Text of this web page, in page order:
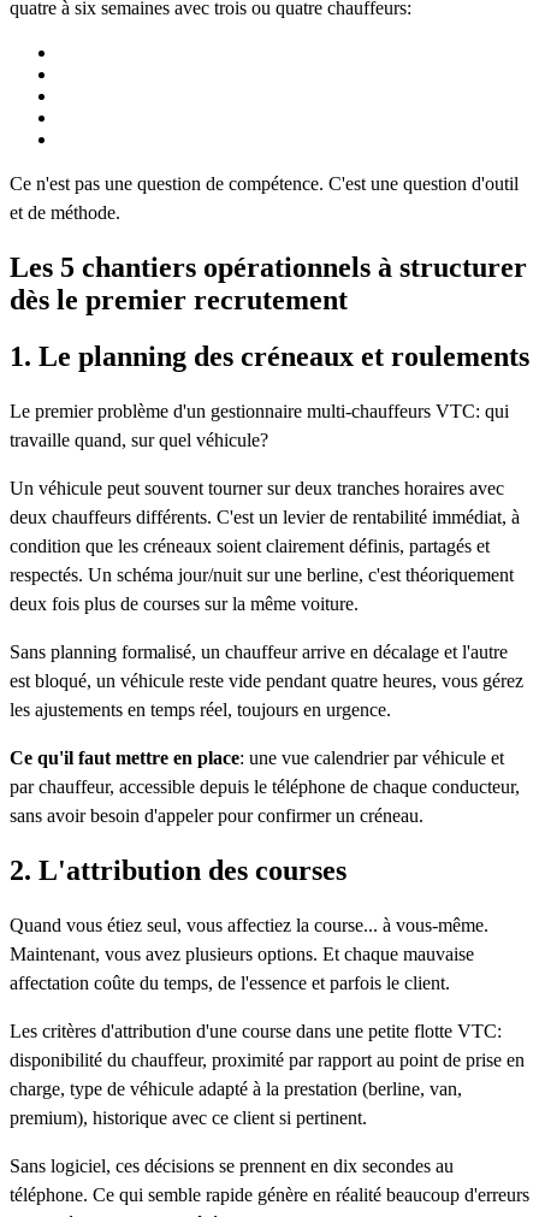
quatre à six semaines avec trois ou quatre chauffeurs:
Ce n'est pas une question de compétence. C'est une question d'outil
et de méthode.
Les 5 chantiers opérationnels à structurer
dès le premier recrutement
1. Le planning des créneaux et roulements
Le premier problème d'un gestionnaire multi-chauffeurs VTC: qui
travaille quand, sur quel véhicule?
Un véhicule peut souvent tourner sur deux tranches horaires avec
deux chauffeurs différents. C'est un levier de rentabilité immédiat, à
condition que les créneaux soient clairement définis, partagés et
respectés. Un schéma jour/nuit sur une berline, c'est théoriquement
deux fois plus de courses sur la même voiture.
Sans planning formalisé, un chauffeur arrive en décalage et l'autre
est bloqué, un véhicule reste vide pendant quatre heures, vous gérez
les ajustements en temps réel, toujours en urgence.
Ce qu'il faut mettre en place: une vue calendrier par véhicule et
par chauffeur, accessible depuis le téléphone de chaque conducteur,
sans avoir besoin d'appeler pour confirmer un créneau.
2. L'attribution des courses
Quand vous étiez seul, vous affectiez la course... à vous-même.
Maintenant, vous avez plusieurs options. Et chaque mauvaise
affectation coûte du temps, de l'essence et parfois le client.
Les critères d'attribution d'une course dans une petite flotte VTC:
disponibilité du chauffeur, proximité par rapport au point de prise en
charge, type de véhicule adapté à la prestation (berline, van,
premium), historique avec ce client si pertinent.
Sans logiciel, ces décisions se prennent en dix secondes au
téléphone. Ce qui semble rapide génère en réalité beaucoup d'erreurs